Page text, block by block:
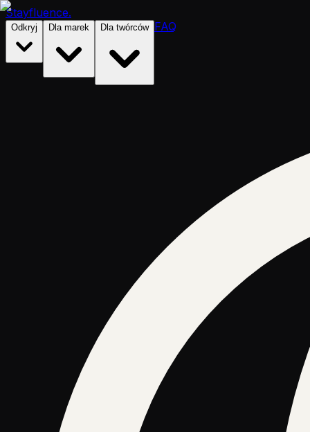
Stayfluence.
Odkryj Dla marek Dla twórców FAQ